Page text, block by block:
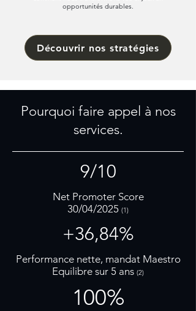
opportunités durables.
Découvrir nos stratégies
Pourquoi faire appel à nos
services.
9/10
Net Promoter Score
30/04/2025 (1)
+36,84%
Performance nette, mandat Maestro
Equilibre sur 5 ans (2)
100%